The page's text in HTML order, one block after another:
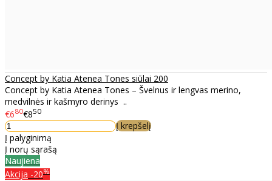
Concept by Katia Atenea Tones siūlai 200
Concept by Katia Atenea Tones – Švelnus ir lengvas merino,
medvilnės ir kašmyro derinys ..
€680€850
Į krepšelį
Į palyginimą
Į norų sąrašą
Naujiena
Akcija -20%